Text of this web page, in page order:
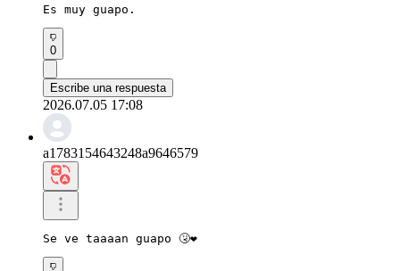
Es muy guapo.
0
Escribe una respuesta
2026.07.05 17:08
a1783154643248a9646579
Se ve taaaan guapo 🤧❤️